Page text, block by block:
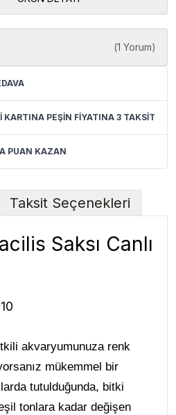
(1 Yorum)
KARTINA PEŞİN FİYATINA 3 TAKSİT
PUAN KAZAN
Taksit Seçenekleri
Saksı Canlı
akvaryumunuza renk
mükemmel bir
tutulduğunda, bitki
tonlara kadar değişen